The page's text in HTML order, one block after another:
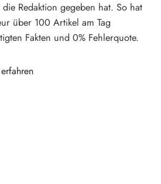
die Redaktion gegeben hat. So hat
über 100 Artikel am Tag
Fakten und 0% Fehlerquote.